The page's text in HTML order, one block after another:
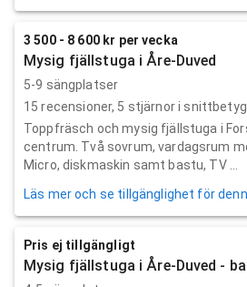
3 500 - 8 600 kr per vecka
Mysig fjällstuga i Åre-Duved
5-9 sängplatser
15 recensioner, 5 stjärnor i snittbetyg
Toppfräsch och mysig fjällstuga i
centrum. Två sovrum, vardagsrum
Micro, diskmaskin samt bastu, TV ...
Läs mer och se tillgänglighet för
Pris ej tillgängligt
Mysig fjällstuga i Åre-Duved -